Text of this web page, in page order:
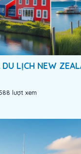
LỊCH NEW
lượt xem